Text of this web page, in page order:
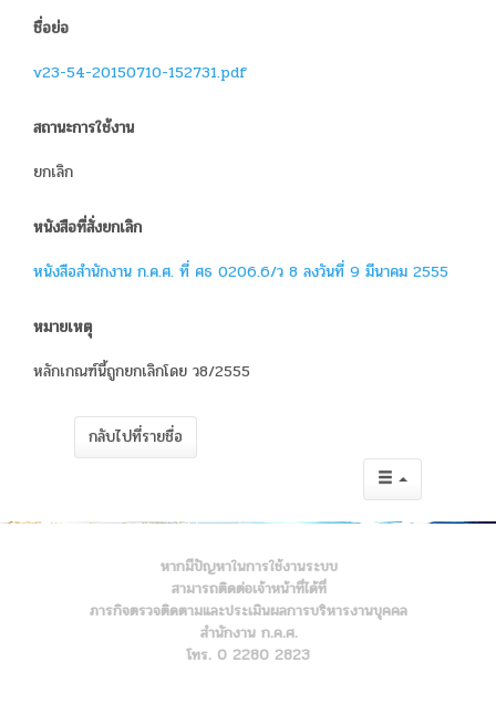
ชื่อย่อ
v23-54-20150710-152731.pdf
สถานะการใช้งาน
ยกเลิก
หนังสือที่สั่งยกเลิก
หนังสือสำนักงาน ก.ค.ศ. ที่ ศธ 0206.6/ว 8 ลงวันที่ 9 มีนาคม 2555
หมายเหตุ
หลักเกณฑ์นี้ถูกยกเลิกโดย ว8/2555
กลับไปที่รายชื่อ
หากมีปัญหาในการใช้งานระบบ
สามารถติดต่อเจ้าหน้าที่ได้ที่
ภารกิจตรวจติดตามและประเมินผลการบริหารงานบุคคล
สำนักงาน ก.ค.ศ.
โทร. 0 2280 2823